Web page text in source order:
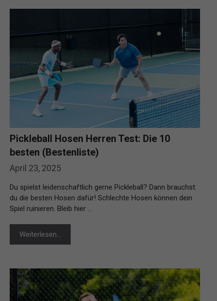
April 23, 2025
Pickleball Hosen Herren Test: Die 10
besten (Bestenliste)
Du spielst leidenschaftlich gerne Pickleball? Dann brauchst
du die besten Hosen dafür! Schlechte Hosen können dein
Spiel ruinieren. Bleib hier …
Weiterlesen…